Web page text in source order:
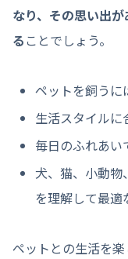
なり、その思い出
る ことでしょう。
ペットを飼うに
生活スタイルに
毎日のふれあい
犬、猫、小動物
を理解して最適
ペットとの生活を